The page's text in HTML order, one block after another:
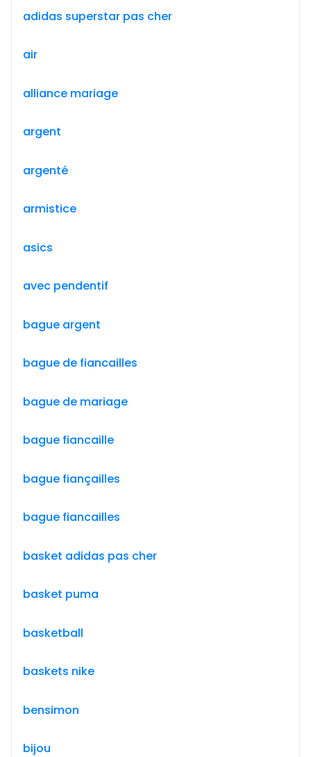
adidas superstar pas cher
air
alliance mariage
argent
argenté
armistice
asics
avec pendentif
bague argent
bague de fiancailles
bague de mariage
bague fiancaille
bague fiançailles
bague fiancailles
basket adidas pas cher
basket puma
basketball
baskets nike
bensimon
bijou